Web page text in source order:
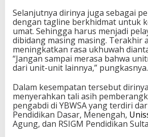
Selanjutnya dirinya juga sebagai
dengan tagline berkhidmat untuk
umat. Sehingga harus menjadi
dibidang masing masing. Terakhir
meningkatkan rasa ukhuwah
“Jangan sampai merasa bahwa
dari unit-unit lainnya,” pungkasnya.
Dalam kesempatan tersebut
menyerahkan tali asih
pengabdi di YBWSA yang terdiri
Pendidikan Dasar, Menengah,
Agung, dan RSIGM Pendidikan